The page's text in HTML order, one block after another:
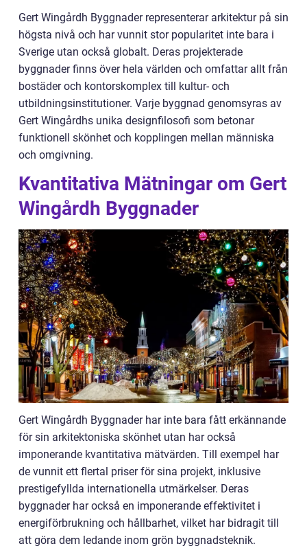
Gert Wingårdh Byggnader representerar arkitektur på sin
högsta nivå och har vunnit stor popularitet inte bara i
Sverige utan också globalt. Deras projekterade
byggnader finns över hela världen och omfattar allt från
bostäder och kontorskomplex till kultur- och
utbildningsinstitutioner. Varje byggnad genomsyras av
Gert Wingårdhs unika designfilosofi som betonar
funktionell skönhet och kopplingen mellan människa
och omgivning.
Kvantitativa Mätningar om Gert
Wingårdh Byggnader
Gert Wingårdh Byggnader har inte bara fått erkännande
för sin arkitektoniska skönhet utan har också
imponerande kvantitativa mätvärden. Till exempel har
de vunnit ett flertal priser för sina projekt, inklusive
prestigefyllda internationella utmärkelser. Deras
byggnader har också en imponerande effektivitet i
energiförbrukning och hållbarhet, vilket har bidragit till
att göra dem ledande inom grön byggnadsteknik.